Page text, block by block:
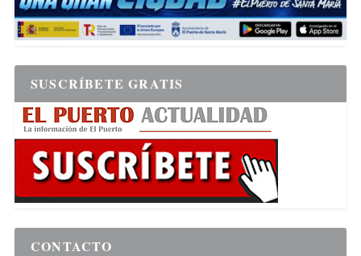
SUSCRÍBETE GRATIS
CONTACTO